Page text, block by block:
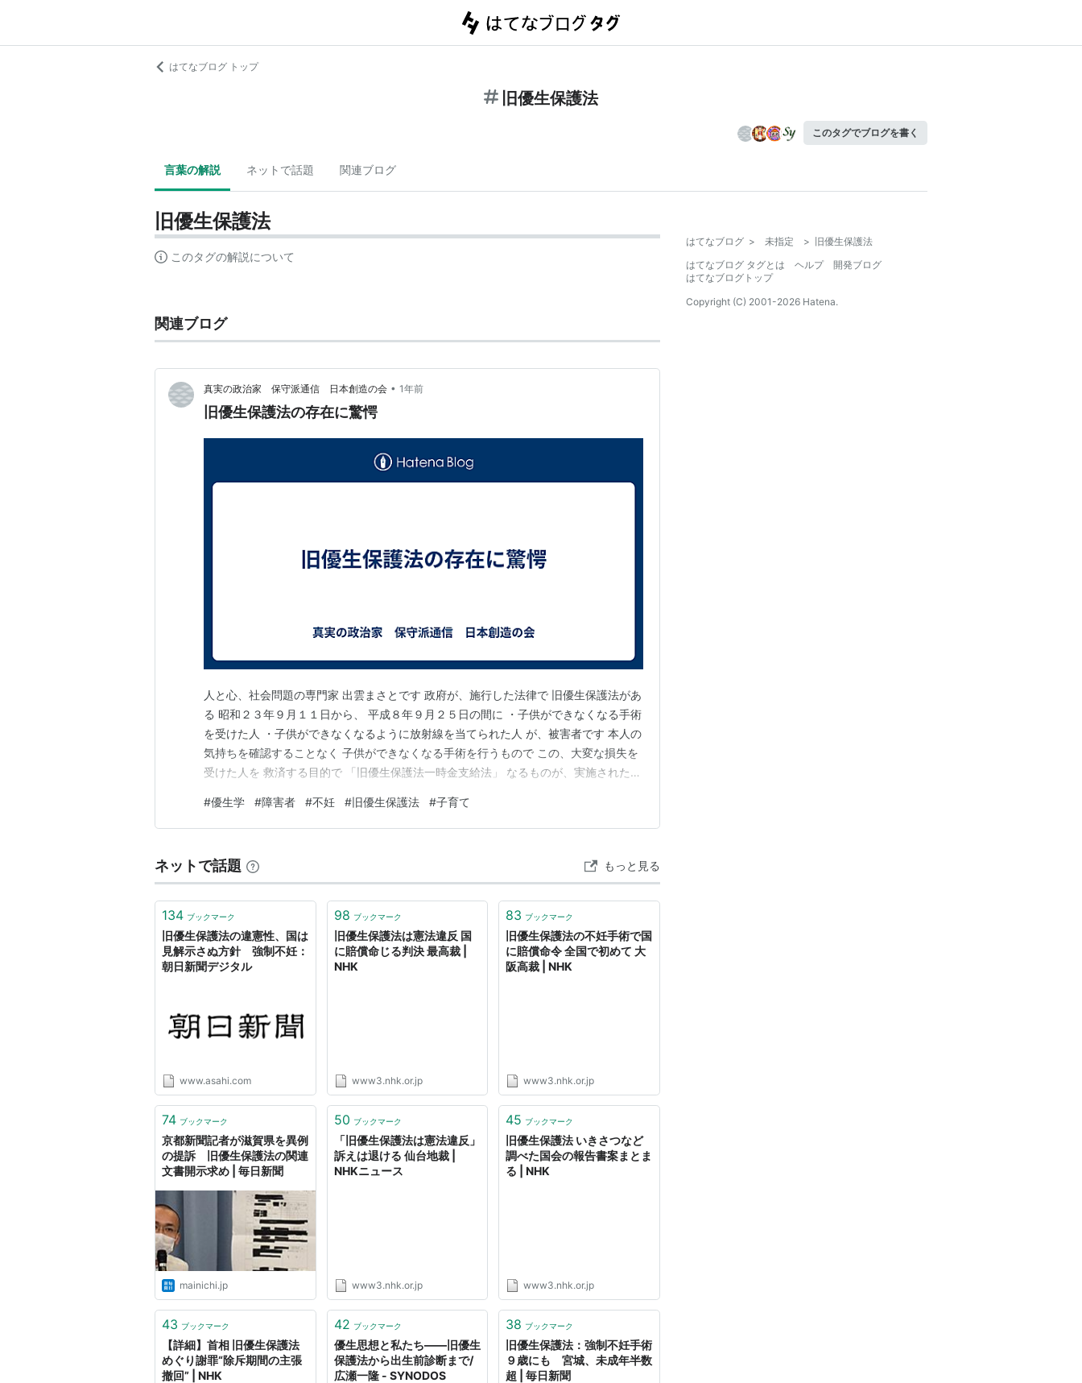
はてなブログ トップ
旧優生保護法
このタグでブログを書く
言葉の解説 ネットで話題 関連ブログ
旧優生保護法
このタグの解説について
関連ブログ
真実の政治家 保守派通信 日本創造の会 • 1年前
旧優生保護法の存在に驚愕
人と心、社会問題の専門家 出雲まさとです 政府が、施行した法律で 旧優生保護法があ
る 昭和２３年９月１１日から、 平成８年９月２５日の間に ・子供ができなくなる手術
を受けた人 ・子供ができなくなるように放射線を当てられた人 が、被害者です 本人の
気持ちを確認することなく 子供ができなくなる手術を行うもので この、大変な損失を
受けた人を 救済する目的で 「旧優生保護法一時金支給法」 なるものが、実施された
人、３２０万円 しかし、驚くのは、 よく、根絶やし、少子化に繋がることが 実施され
たよね？ 金額ではなく、人生の…
#優生学 #障害者 #不妊 #旧優生保護法 #子育て
ネットで話題 もっと見る
134 ブックマーク
旧優生保護法の違憲性、国は
見解示さぬ方針 強制不妊：
朝日新聞デジタル
www.asahi.com
98 ブックマーク
旧優生保護法は憲法違反 国
に賠償命じる判決 最高裁 |
NHK
www3.nhk.or.jp
83 ブックマーク
旧優生保護法の不妊手術で国
に賠償命令 全国で初めて 大
阪高裁 | NHK
www3.nhk.or.jp
74 ブックマーク
京都新聞記者が滋賀県を異例
の提訴 旧優生保護法の関連
文書開示求め | 毎日新聞
mainichi.jp
50 ブックマーク
「旧優生保護法は憲法違反」
訴えは退ける 仙台地裁 |
NHKニュース
www3.nhk.or.jp
45 ブックマーク
旧優生保護法 いきさつなど
調べた国会の報告書案まとま
る | NHK
www3.nhk.or.jp
43 ブックマーク
【詳細】首相 旧優生保護法
めぐり謝罪“除斥期間の主張
撤回” | NHK
42 ブックマーク
優生思想と私たち――旧優生
保護法から出生前診断まで/
広瀬一隆 - SYNODOS
38 ブックマーク
旧優生保護法：強制不妊手術
９歳にも 宮城、未成年半数
超 | 毎日新聞
はてなブログ > 未指定 >
旧優生保護法
はてなブログ タグとは
ヘルプ
開発ブログ
はてなブログトップ
Copyright (C) 2001-2026 Hatena.